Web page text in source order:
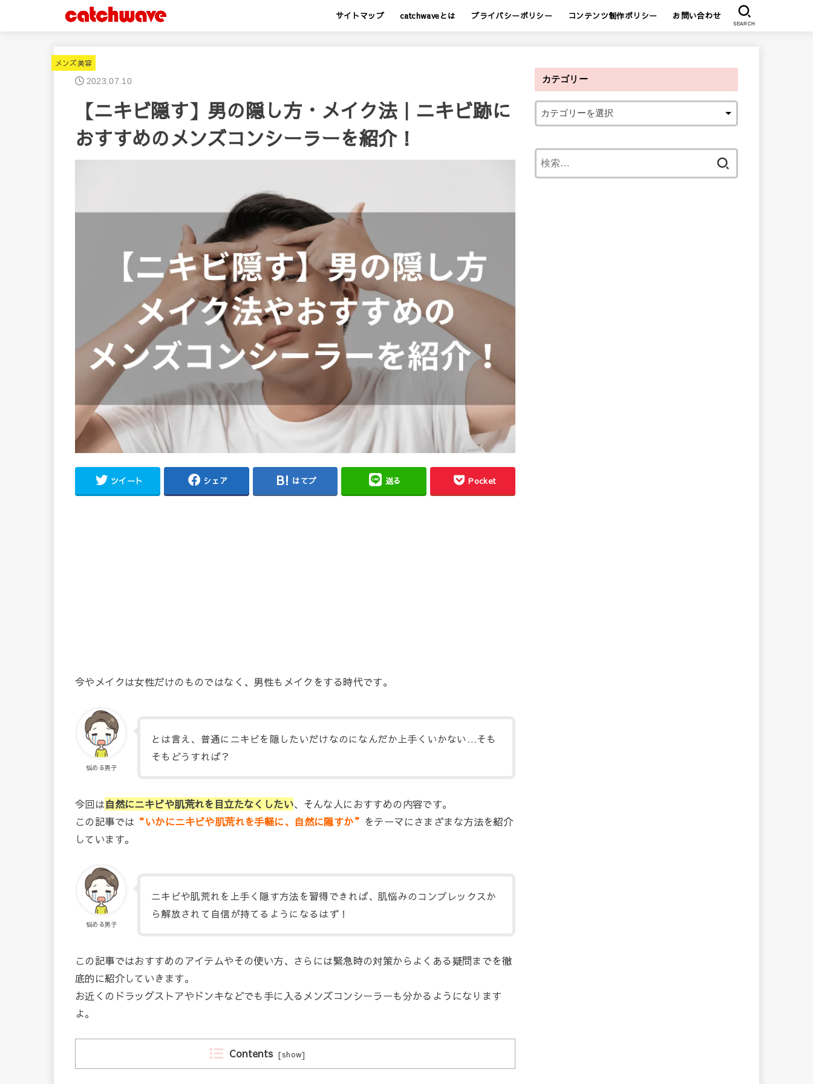
サイトマップ catchwaveとは プライバシーポリシー コンテンツ制作ポリシー お問い合わせ
SEARCH
メンズ美容
2023.07.10
【ニキビ隠す】男の隠し方・メイク法｜ニキビ跡に
おすすめのメンズコンシーラーを紹介！
ツイート シェア はてブ 送る Pocket
今やメイクは女性だけのものではなく、男性もメイクをする時代です。
悩める男子
とは言え、普通にニキビを隠したいだけなのになんだか上手くいかない…そも
そもどうすれば？
今回は自然にニキビや肌荒れを目立たなくしたい、そんな人におすすめの内容です。
この記事では “いかにニキビや肌荒れを手軽に、自然に隠すか” をテーマにさまざまな方法を紹介
しています。
悩める男子
ニキビや肌荒れを上手く隠す方法を習得できれば、肌悩みのコンプレックスか
ら解放されて自信が持てるようになるはず！
この記事ではおすすめのアイテムやその使い方、さらには緊急時の対策からよくある疑問までを徹
底的に紹介していきます。
お近くのドラッグストアやドンキなどでも手に入るメンズコンシーラーも分かるようになります
よ。
Contents [show]
カテゴリー